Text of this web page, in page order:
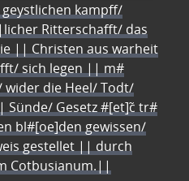
kampff/
Ritterschafft/ das
|| Christen aus warheit
sich legen || m#
wider die Heel/ Todt/
Sünde/ Gesetz #[et]c̃ tr#
bl#[oe]den gewissen/
gestellet || durch
Cotbusianum.||